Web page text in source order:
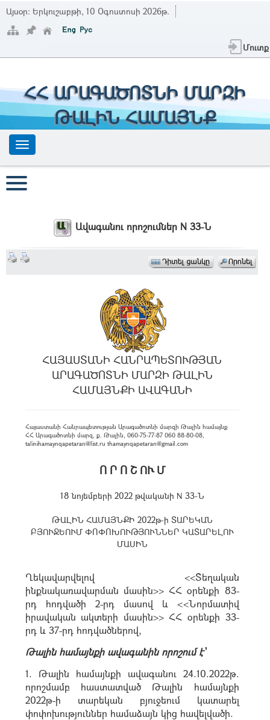
Այսօր: Երկուշաբթի, 10 Օգոստոսի 2026թ.
Մուտք
ՀՀ ԱՐԱԳԱԾՈՏՆԻ ՄԱՐԶԻ
ԹԱԼԻՆ ՀԱՄԱՅՆՔ
Ավագանու որոշումներ N 33-Ն
ՀԱՅԱՍՏԱՆԻ ՀԱՆՐԱՊԵՏՈՒԹՅԱՆ
ԱՐԱԳԱԾՈՏՆԻ ՄԱՐԶԻ ԹԱԼԻՆ
ՀԱՄԱՅՆՔԻ ԱՎԱԳԱՆԻ
Հայաստանի Հանրապետության Արագածոտնի մարզի Թալին համայնք
ՀՀ Արագածոտնի մարզ, ք. Թալին, 060-75-77-87 060 88-80-08,
talinihamaynqapetaran@list.ru thamaynqapetaran@gmail.com
Ո Ր Ո Շ ՈՒ Մ
18 նոյեմբերի 2022 թվականի N 33-Ն
ԹԱԼԻՆ ՀԱՄԱՅՆՔԻ 2022թ-ի ՏԱՐԵԿԱՆ
ԲՅՈՒՋԵՈՒՄ ՓՈՓՈԽՈՒԹՅՈՒՆՆԵՐ ԿԱՏԱՐԵԼՈՒ
ՄԱՍԻՆ
Ղեկավարվելով <<Տեղական
ինքնակառավարման մասին>> ՀՀ օրենքի 83-
րդ հոդվածի 2-րդ մասով և <<Նորմատիվ
իրավական ակտերի մասին>> ՀՀ օրենքի 33-
րդ և 37-րդ հոդվածներով,
Թալին համայնքի ավագանին որոշում է՝
1. Թալին համայնքի ավագանու 24.10.2022թ.
որոշմամբ հաստատված Թալին համայնքի
2022թ-ի տարեկան բյուջեում կատարել
փոփոխություններ համաձայն կից հավելվածի.